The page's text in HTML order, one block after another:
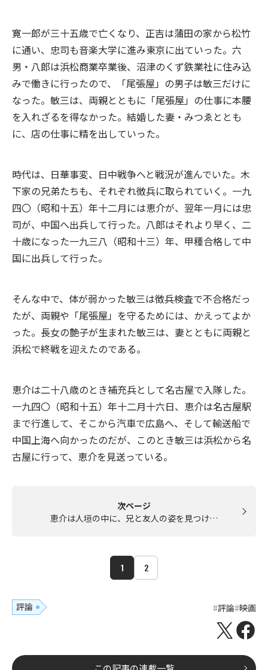
寛一郎が三十五歳で亡くなり、正吉は蒲田の家から松竹
に通い、忠司も音楽大学に進み東京に出ていった。六
男・八郎は浜松商業卒業後、沼津のくず鉄業社に住み込
みで働きに行ったので、「尾張屋」の男子は敏三だけに
なった。敏三は、両親とともに「尾張屋」の仕事に本腰
を入れざるを得なかった。結婚した妻・みつゑととも
に、店の仕事に精を出していった。
時代は、日華事変、日中戦争へと戦況が進んでいた。木
下家の兄弟たちも、それぞれ徴兵に取られていく。一九
四〇（昭和十五）年十二月には恵介が、翌年一月には忠
司が、中国へ出兵して行った。八郎はそれより早く、二
十歳になった一九三八（昭和十三）年、甲種合格して中
国に出兵して行った。
そんな中で、体が弱かった敏三は徴兵検査で不合格だっ
たが、両親や「尾張屋」を守るためには、かえってよか
った。長女の艶子が生まれた敏三は、妻とともに両親と
浜松で終戦を迎えたのである。
恵介は二十八歳のとき補充兵として名古屋で入隊した。
一九四〇（昭和十五）年十二月十六日、恵介は名古屋駅
まで行進して、そこから汽車で広島へ、そして輸送船で
中国上海へ向かったのだが、このとき敏三は浜松から名
古屋に行って、恵介を見送っている。
次ページ
恵介は人垣の中に、兄と友人の姿を見つけ…
1 2
評論 評論 映画